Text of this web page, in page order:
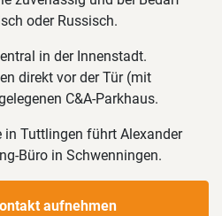
oder Russisch.
in der Innenstadt.
direkt vor der Tür (mit
C&A-Parkhaus.
in Tuttlingen führt Alexander
Büro in Schwenningen.
aufnehmen